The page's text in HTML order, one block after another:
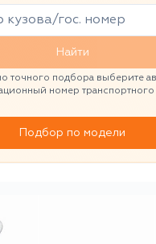
Найти
точного подбора выберите
номер транспортного
Подбор по модели